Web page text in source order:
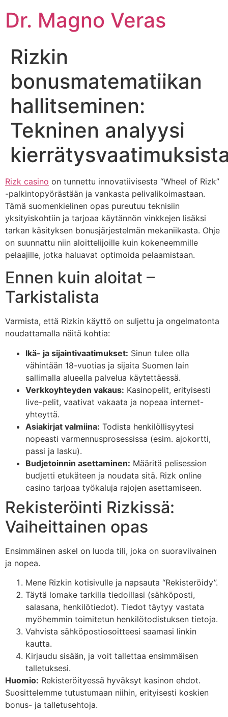
Dr. Magno Veras
Rizkin
bonusmatematiikan
hallitseminen:
Tekninen analyysi
Rizk casino on tunnettu innovatiivisesta “Wheel of Rizk”
-palkintopyörästään ja vankasta pelivalikoimastaan.
Tämä suomenkielinen opas pureutuu teknisiin
yksityiskohtiin ja tarjoaa käytännön vinkkejen lisäksi
tarkan käsityksen bonusjärjestelmän mekaniikasta. Ohje
on suunnattu niin aloittelijoille kuin kokeneemmille
pelaajille, jotka haluavat optimoida pelaamistaan.
Ennen kuin aloitat –
Tarkistalista
Varmista, että Rizkin käyttö on suljettu ja ongelmatonta
noudattamalla näitä kohtia:
Ikä- ja sijaintivaatimukset: Sinun tulee olla
vähintään 18-vuotias ja sijaita Suomen lain
sallimalla alueella palvelua käytettäessä.
Verkkoyhteyden vakaus: Kasinopelit, erityisesti
live-pelit, vaativat vakaata ja nopeaa internet-
yhteyttä.
Asiakirjat valmiina: Todista henkilöllisyytesi
nopeasti varmennusprosessissa (esim. ajokortti,
passi ja lasku).
Budjetoinnin asettaminen: Määritä pelisession
budjetti etukäteen ja noudata sitä. Rizk online
casino tarjoaa työkaluja rajojen asettamiseen.
Rekisteröinti Rizkissä:
Vaiheittainen opas
Ensimmäinen askel on luoda tili, joka on suoraviivainen
ja nopea.
Mene Rizkin kotisivulle ja napsauta “Rekisteröidy”.
Täytä lomake tarkilla tiedoillasi (sähköposti,
salasana, henkilötiedot). Tiedot täytyy vastata
myöhemmin toimitetun henkilötodistuksen tietoja.
Vahvista sähköpostiosoitteesi saamasi linkin
kautta.
Kirjaudu sisään, ja voit tallettaa ensimmäisen
talletuksesi.
Huomio: Rekisteröityessä hyväksyt kasinon ehdot.
Suosittelemme tutustumaan niihin, erityisesti koskien
bonus- ja talletusehtoja.